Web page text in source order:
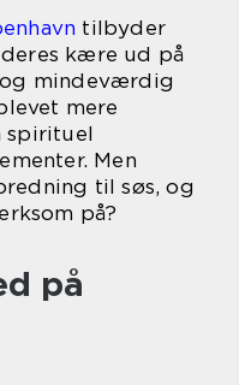
tilbyder
kære ud på
og mindeværdig
mere
spirituel
Men
til søs, og
på?
på